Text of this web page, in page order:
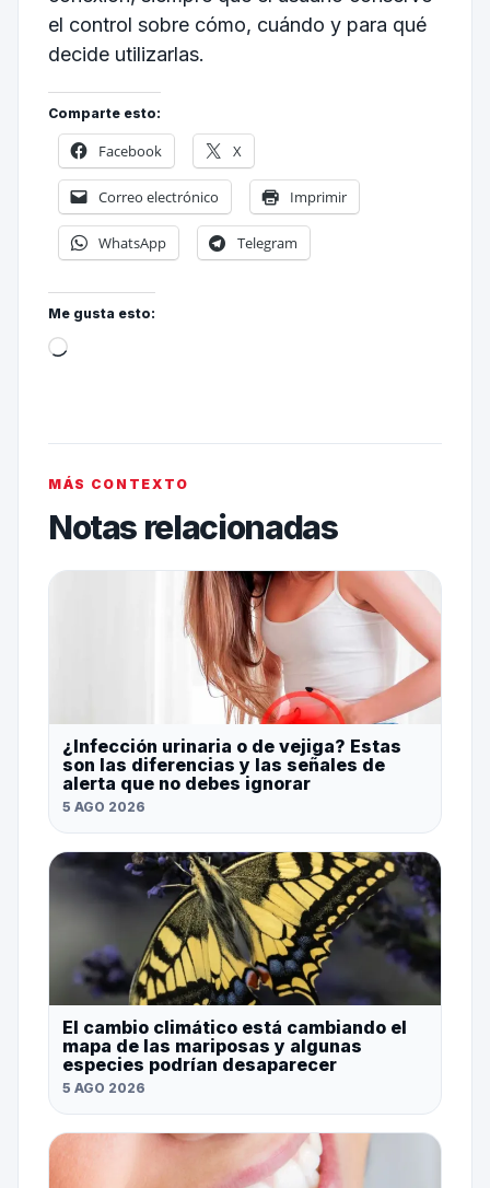
el control sobre cómo, cuándo y para qué
decide utilizarlas.
Comparte esto:
Facebook X
Correo electrónico Imprimir
WhatsApp Telegram
Me gusta esto:
MÁS CONTEXTO
Notas relacionadas
¿Infección urinaria o de vejiga? Estas
son las diferencias y las señales de
alerta que no debes ignorar
5 AGO 2026
El cambio climático está cambiando el
mapa de las mariposas y algunas
especies podrían desaparecer
5 AGO 2026